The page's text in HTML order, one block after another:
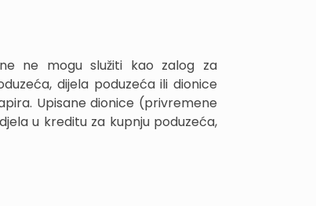
ne mogu služiti kao zalog za
dijela poduzeća ili dionice
Upisane dionice (privremene
u kreditu za kupnju poduzeća,